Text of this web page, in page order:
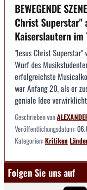
BEWEGENDE
Christ Superstar"
Kaiserslautern im
"Jesus Christ
Wurf des
erfolgreichste
war Anfang 20, als er
geniale Idee
Geschrieben von
Veröffentlichungsdatum:
Kategorien:Kritiken
Folgen Sie uns auf